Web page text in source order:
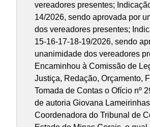
vereadores presentes;
14/2026, sendo aprovada por
dos vereadores presentes;
15-16-17-18-19/2026, sendo
unanimidade dos vereadores
Encaminhou à Comissão de
Justiça, Redação, Orçamento,
Tomada de Contas o Ofício nº
de autoria Giovana
Coordenadora do Tribunal de